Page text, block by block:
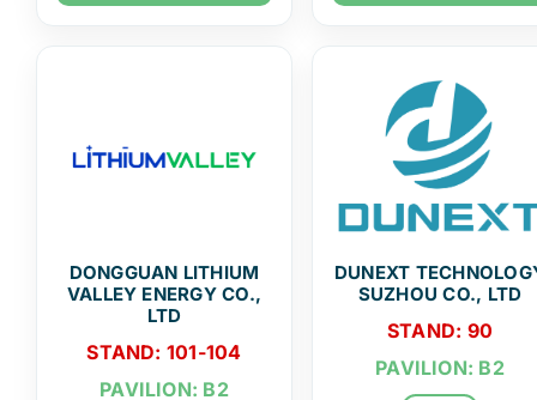
DONGGUAN LITHIUM
VALLEY ENERGY CO.,
LTD
STAND: 101-104
PAVILION: B2
DUNEXT
SUZHOU CO., LTD
STAND: 90
PAVILION: B2